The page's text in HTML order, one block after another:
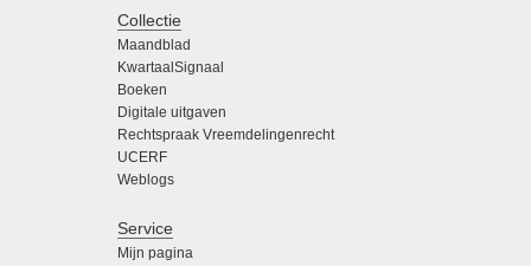
Collectie
Maandblad
KwartaalSignaal
Boeken
Digitale uitgaven
Rechtspraak Vreemdelingenrecht
UCERF
Weblogs
Service
Mijn pagina